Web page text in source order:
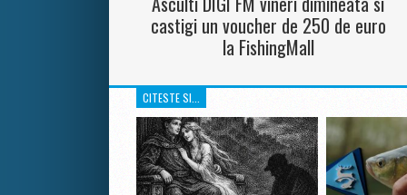
castigi un voucher de 250 de euro
la FishingMall
CITESTE SI...